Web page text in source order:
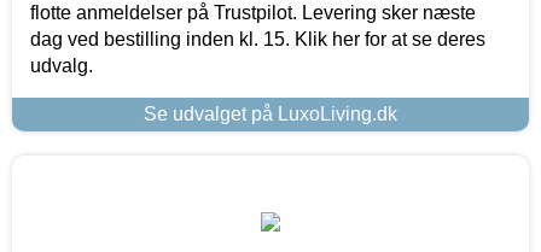
flotte anmeldelser på Trustpilot. Levering sker næste
dag ved bestilling inden kl. 15. Klik her for at se deres
udvalg.
Se udvalget på LuxoLiving.dk